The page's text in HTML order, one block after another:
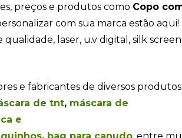
preços e produtos como Copo
com sua marca estão aqui!
qualidade, laser, u.v digital, silk
e fabricantes de diversos produtos
de tnt, máscara de
e